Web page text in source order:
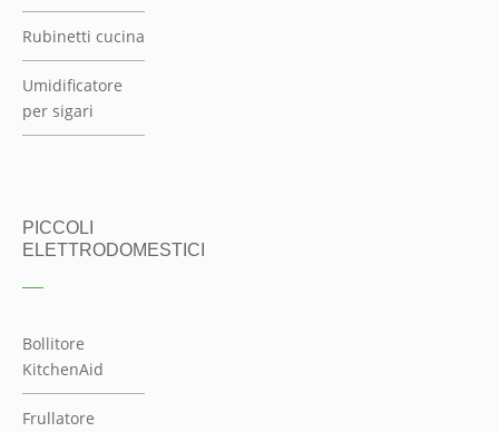
Rubinetti cucina
Umidificatore
per sigari
PICCOLI
ELETTRODOMESTICI
Bollitore
KitchenAid
Frullatore